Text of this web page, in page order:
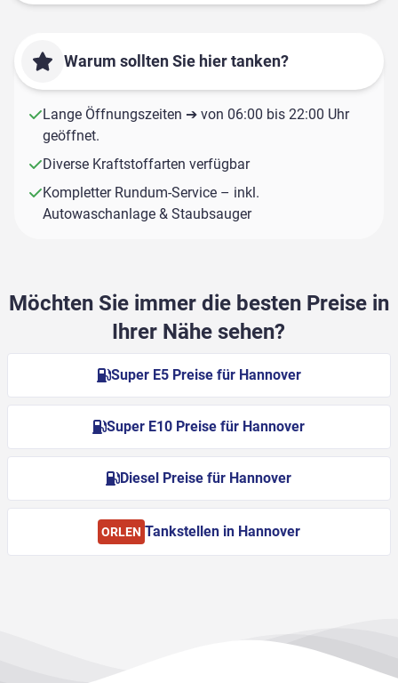
Warum sollten Sie hier tanken?
Lange Öffnungszeiten ➔ von 06:00 bis 22:00 Uhr
geöffnet.
Diverse Kraftstoffarten verfügbar
Kompletter Rundum-Service – inkl.
Autowaschanlage & Staubsauger
Möchten Sie immer die besten Preise in
Ihrer Nähe sehen?
Super E5 Preise für Hannover
Super E10 Preise für Hannover
Diesel Preise für Hannover
ORLEN Tankstellen in Hannover